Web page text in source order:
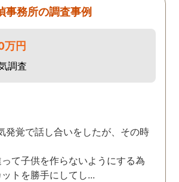
事務所の調査事例
万円
調査
発覚で話し合いをしたが、その時
て子供を作らないようにする為
トを勝手にしてし...